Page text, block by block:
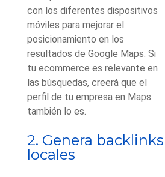
con los diferentes dispositivos
móviles para mejorar el
posicionamiento en los
resultados de Google Maps. Si
tu ecommerce es relevante en
las búsquedas, creerá que el
perfil de tu empresa en Maps
también lo es.
2. Genera backlinks
locales